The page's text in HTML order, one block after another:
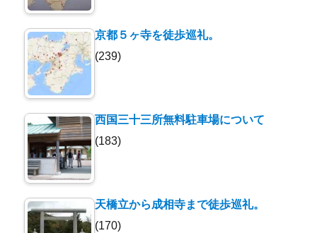
京都５ヶ寺を徒歩巡礼。
(239)
西国三十三所無料駐車場について
(183)
天橋立から成相寺まで徒歩巡礼。
(170)